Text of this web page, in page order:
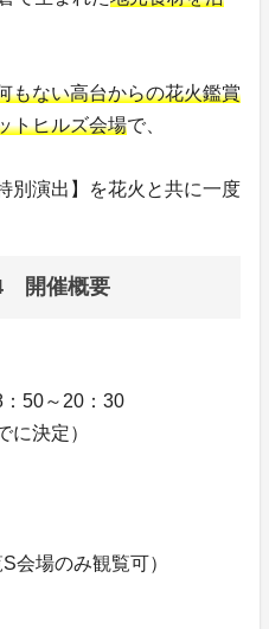
もない高台からの花火鑑賞
トヒルズ会場で、
別演出】を花火と共に一度
開催概要
50～20：30
決定）
会場のみ観覧可）